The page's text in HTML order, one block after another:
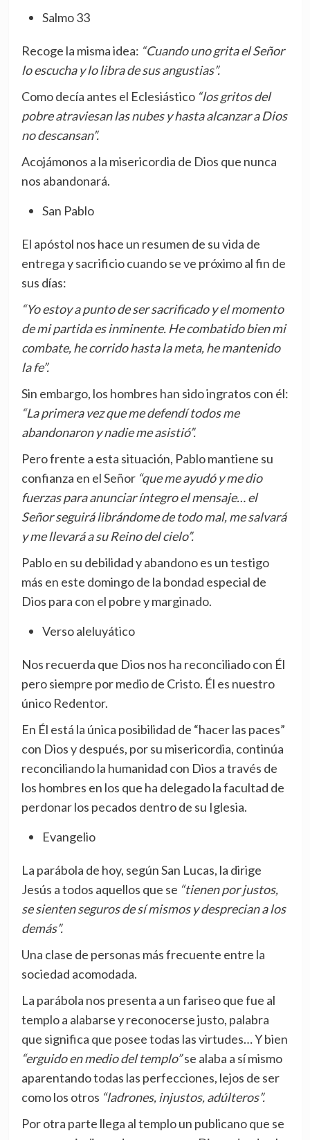
Salmo 33
Recoge la misma idea: “Cuando uno grita el Señor
lo escucha y lo libra de sus angustias”.
Como decía antes el Eclesiástico “los gritos del
pobre atraviesan las nubes y hasta alcanzar a Dios
no descansan”.
Acojámonos a la misericordia de Dios que nunca
nos abandonará.
San Pablo
El apóstol nos hace un resumen de su vida de
entrega y sacrificio cuando se ve próximo al fin de
sus días:
“Yo estoy a punto de ser sacrificado y el momento
de mi partida es inminente. He combatido bien mi
combate, he corrido hasta la meta, he mantenido
la fe”.
Sin embargo, los hombres han sido ingratos con él:
“La primera vez que me defendí todos me
abandonaron y nadie me asistió”.
Pero frente a esta situación, Pablo mantiene su
confianza en el Señor “que me ayudó y me dio
fuerzas para anunciar íntegro el mensaje… el
Señor seguirá librándome de todo mal, me salvará
y me llevará a su Reino del cielo”.
Pablo en su debilidad y abandono es un testigo
más en este domingo de la bondad especial de
Dios para con el pobre y marginado.
Verso aleluyático
Nos recuerda que Dios nos ha reconciliado con Él
pero siempre por medio de Cristo. Él es nuestro
único Redentor.
En Él está la única posibilidad de “hacer las paces”
con Dios y después, por su misericordia, continúa
reconciliando la humanidad con Dios a través de
los hombres en los que ha delegado la facultad de
perdonar los pecados dentro de su Iglesia.
Evangelio
La parábola de hoy, según San Lucas, la dirige
Jesús a todos aquellos que se “tienen por justos,
se sienten seguros de sí mismos y desprecian a los
demás”.
Una clase de personas más frecuente entre la
sociedad acomodada.
La parábola nos presenta a un fariseo que fue al
templo a alabarse y reconocerse justo, palabra
que significa que posee todas las virtudes… Y bien
“erguido en medio del templo”se alaba a sí mismo
aparentando todas las perfecciones, lejos de ser
como los otros “ladrones, injustos, adúlteros”.
Por otra parte llega al templo un publicano que se